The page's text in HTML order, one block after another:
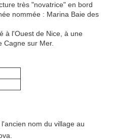
très "novatrice" en bord
nommée : Marina Baie des
l'Ouest de Nice, à une
Cagne sur Mer.
nom du village au